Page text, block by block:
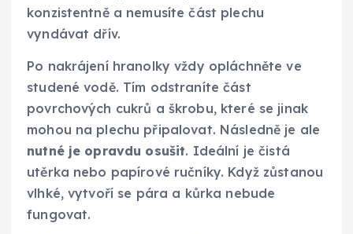
konzistentně a nemusíte část plechu
vyndávat dřív.
Po nakrájení hranolky vždy opláchněte ve
studené vodě. Tím odstraníte část
povrchových cukrů a škrobu, které se jinak
mohou na plechu připalovat. Následně je ale
nutné je opravdu osušit. Ideální je čistá
utěrka nebo papírové ručníky. Když zůstanou
vlhké, vytvoří se pára a kůrka nebude
fungovat.